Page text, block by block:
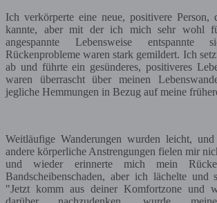
Ich verkörperte eine neue, positivere
kannte, aber mit der ich mich sehr wohl
angespannte Lebensweise
Rückenprobleme waren stark gemildert. Ich
ab und führte ein gesünderes, positiveres
waren überrascht über meinen
jegliche Hemmungen in Bezug auf meine
Weitläufige Wanderungen wurden leicht,
andere körperliche Anstrengungen fielen mir
und wieder erinnerte mich mein
Bandscheibenschaden, aber ich lächelte und
"Jetzt komm aus deiner Komfortzone und